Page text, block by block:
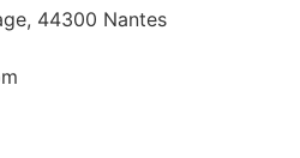
44300 Nantes